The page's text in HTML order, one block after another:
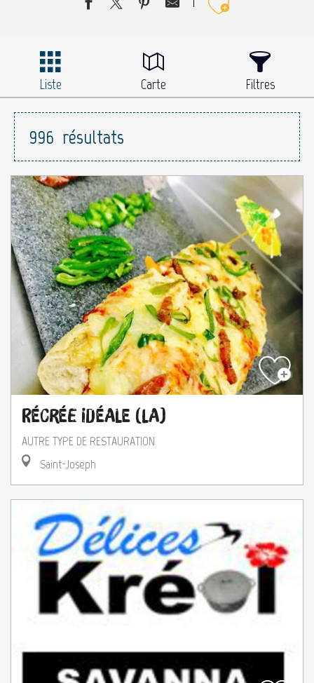
Liste Carte Filtres
996 résultats
Récrée Idéale (La)
AUTRE TYPE DE RESTAURATION
Saint-Joseph